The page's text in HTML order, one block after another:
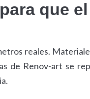
que
reales.
de Renov-art se